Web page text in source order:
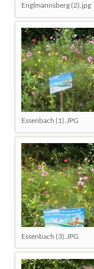
Englmannsberg (2).jpg
Essenbach (1).JPG
Essenbach (3).JPG